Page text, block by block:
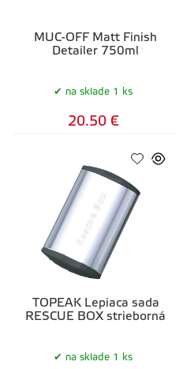
MUC-OFF Matt Finish
Detailer 750ml
na sklade 1 ks
20.50 €
TOPEAK Lepiaca sada
RESCUE BOX strieborná
na sklade 1 ks